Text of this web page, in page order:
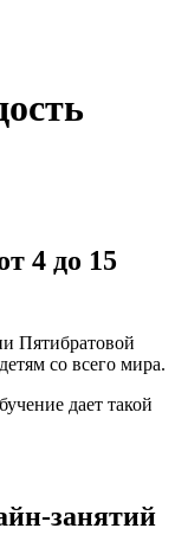
4 до 15
Пятибратовой
со всего мира.
дает такой
занятий